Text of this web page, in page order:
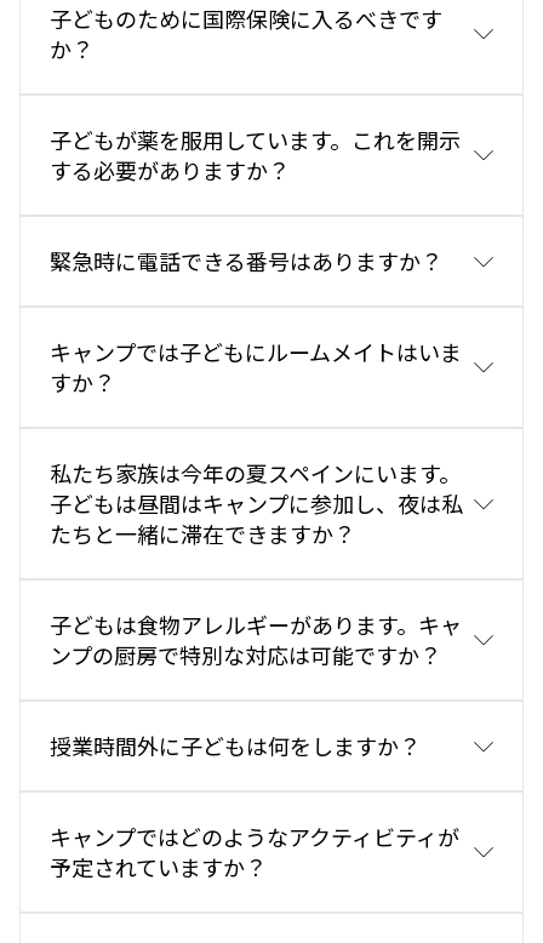
子どものために国際保険に入るべきです
か？
るすべ
ただけます：保
子どもが薬を服用しています。これを開示
する必要がありますか？
緊急時に電話できる番号はありますか？
キャンプでは子どもにルームメイトはいま
すか？
私たち家族は今年の夏スペインにいます。
子どもは昼間はキャンプに参加し、夜は私
たちと一緒に滞在できますか？
子どもは食物アレルギーがあります。キャ
ンプの厨房で特別な対応は可能ですか？
授業時間外に子どもは何をしますか？
キャンプではどのようなアクティビティが
予定されていますか？